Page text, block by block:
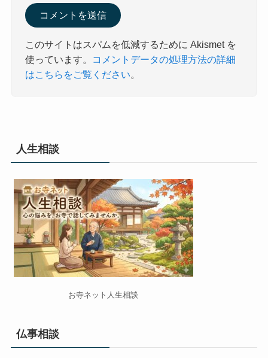
このサイトはスパムを低減するために Akismet を
使っています。
コメントデータの処理方法の詳細
はこちらをご覧ください。
人生相談
お寺ネット人生相談
仏事相談